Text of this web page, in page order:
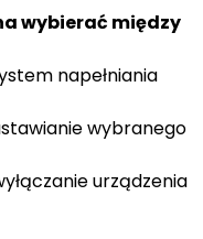
wybierać między
napełniania
wybranego
urządzenia